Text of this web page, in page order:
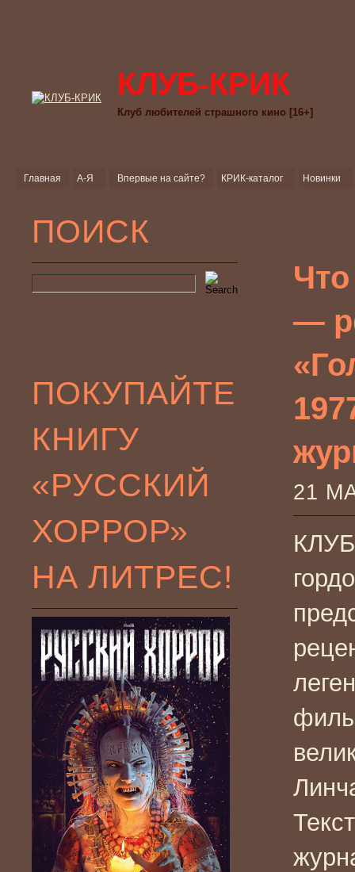
КЛУБ-КРИК
Клуб любителей страшного кино [16+]
Главная А-Я Впервые на сайте? КРИК-каталог Новинки
ПОИСК
ПОКУПАЙТЕ
КНИГУ
«РУССКИЙ
ХОРРОР»
НА ЛИТРЕС!
—
21